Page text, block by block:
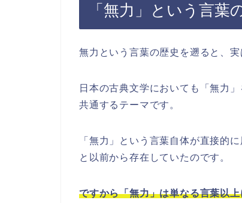
「無力」という言葉
無力という言葉の歴史を遡ると、
日本の古典文学においても「無力
共通するテーマです。
「無力」という言葉自体が直接的
と以前から存在していたのです。
ですから「無力」は単なる言葉以